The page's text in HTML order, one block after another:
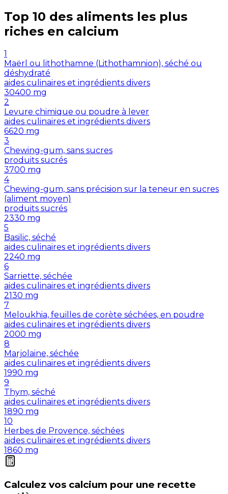
Top 10 des aliments les plus
riches en calcium
1
Maërl ou lithothamne (Lithothamnion), séché ou
déshydraté
aides culinaires et ingrédients divers
30400 mg
2
Levure chimique ou poudre à lever
aides culinaires et ingrédients divers
6620 mg
3
Chewing-gum, sans sucres
produits sucrés
3700 mg
4
Chewing-gum, sans précision sur la teneur en sucres
(aliment moyen)
produits sucrés
2330 mg
5
Basilic, séché
aides culinaires et ingrédients divers
2240 mg
6
Sarriette, séchée
aides culinaires et ingrédients divers
2130 mg
7
Meloukhia, feuilles de corète séchées, en poudre
aides culinaires et ingrédients divers
2000 mg
8
Marjolaine, séchée
aides culinaires et ingrédients divers
1990 mg
9
Thym, séché
aides culinaires et ingrédients divers
1890 mg
10
Herbes de Provence, séchées
aides culinaires et ingrédients divers
1860 mg
Calculez vos calcium pour une recette